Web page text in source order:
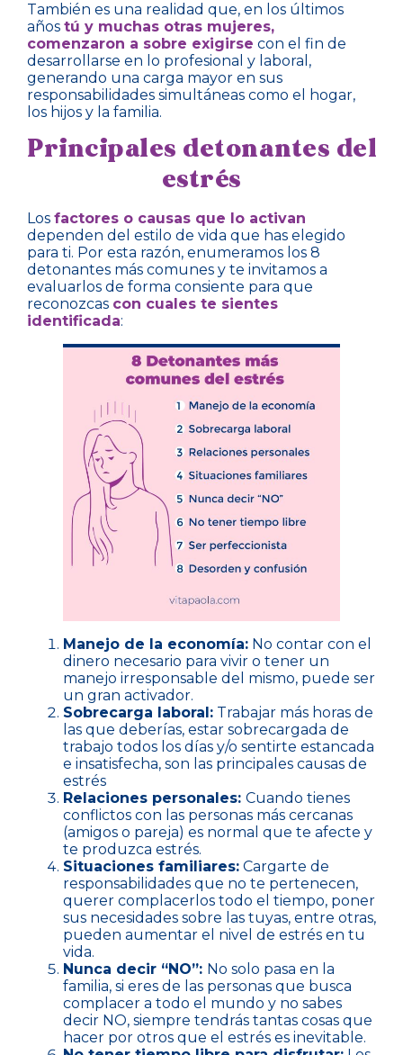
También es una realidad que, en los últimos
años tú y muchas otras mujeres,
comenzaron a sobre exigirse con el fin de
desarrollarse en lo profesional y laboral,
generando una carga mayor en sus
responsabilidades simultáneas como el hogar,
los hijos y la familia.
Principales detonantes del
estrés
Los factores o causas que lo activan
dependen del estilo de vida que has elegido
para ti. Por esta razón, enumeramos los 8
detonantes más comunes y te invitamos a
evaluarlos de forma consiente para que
reconozcas con cuales te sientes
identificada:
Manejo de la economía: No contar con el
dinero necesario para vivir o tener un
manejo irresponsable del mismo, puede ser
un gran activador.
Sobrecarga laboral: Trabajar más horas de
las que deberías, estar sobrecargada de
trabajo todos los días y/o sentirte estancada
e insatisfecha, son las principales causas de
estrés
Relaciones personales: Cuando tienes
conflictos con las personas más cercanas
(amigos o pareja) es normal que te afecte y
te produzca estrés.
Situaciones familiares: Cargarte de
responsabilidades que no te pertenecen,
querer complacerlos todo el tiempo, poner
sus necesidades sobre las tuyas, entre otras,
pueden aumentar el nivel de estrés en tu
vida.
Nunca decir “NO”: No solo pasa en la
familia, si eres de las personas que busca
complacer a todo el mundo y no sabes
decir NO, siempre tendrás tantas cosas que
hacer por otros que el estrés es inevitable.